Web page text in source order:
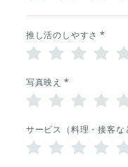
推し活のしやすさ *
写真映え *
サービス（料理・接客な